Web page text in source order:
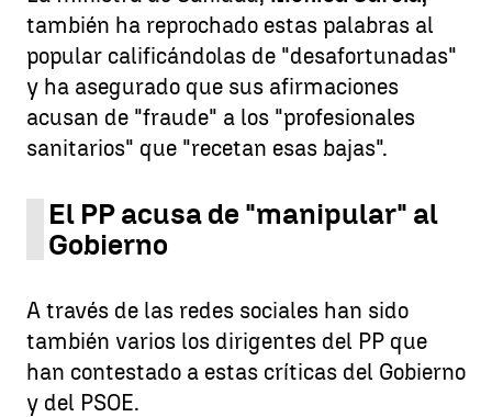
también ha reprochado estas palabras al
popular calificándolas de "desafortunadas"
y ha asegurado que sus afirmaciones
acusan de "fraude" a los "profesionales
sanitarios" que "recetan esas bajas".
El PP acusa de "manipular" al
Gobierno
A través de las redes sociales han sido
también varios los dirigentes del PP que
han contestado a estas críticas del Gobierno
y del PSOE.